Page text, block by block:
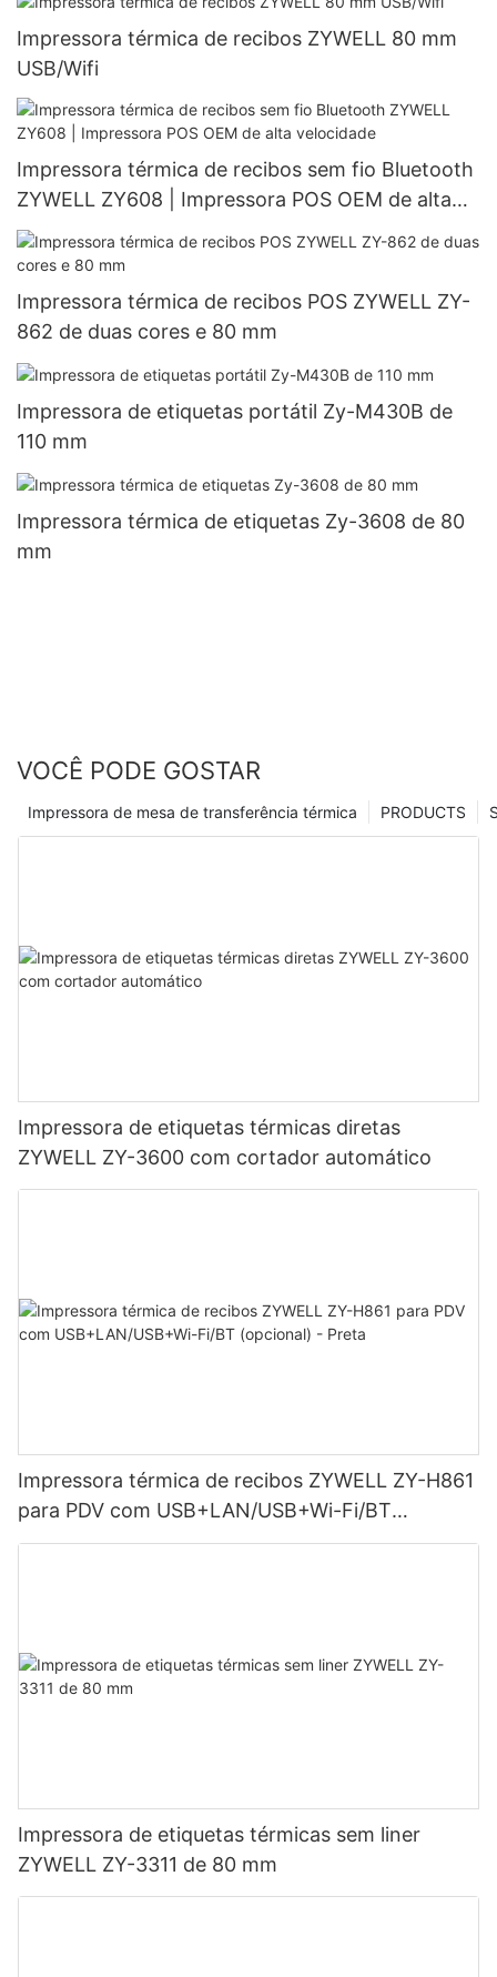
Impressora térmica de recibos ZYWELL 80 mm
USB/Wifi
Impressora térmica de recibos sem fio Bluetooth
ZYWELL ZY608 | Impressora POS OEM de alta
velocidade
Impressora térmica de recibos POS ZYWELL ZY-
862 de duas cores e 80 mm
Impressora de etiquetas portátil Zy-M430B de
110 mm
Impressora térmica de etiquetas Zy-3608 de 80
mm
VOCÊ PODE GOSTAR
PRODUCTS
Impressora de mesa de transferência térmica
Impressora de etiquetas térmicas diretas
ZYWELL ZY-3600 com cortador automático
Impressora térmica de recibos ZYWELL ZY-H861
para PDV com USB+LAN/USB+Wi-Fi/BT
(opcional) - Preta
Impressora de etiquetas térmicas sem liner
ZYWELL ZY-3311 de 80 mm